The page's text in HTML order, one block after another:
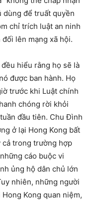
dùng để truất quyền
chỉ trích luật an ninh
lên mạng xã hội.
hiểu rằng họ sẽ là
được ban hành. Họ
trước khi Luật chính
chóng rời khỏi
đầu tiên. Chu Đình
ở lại Hong Kong bất
cả trong trường hợp
cáo buộc vi
ủng hộ dân chủ lớn
nhiên, những người
Kong quan niệm,